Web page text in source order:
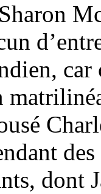
dont